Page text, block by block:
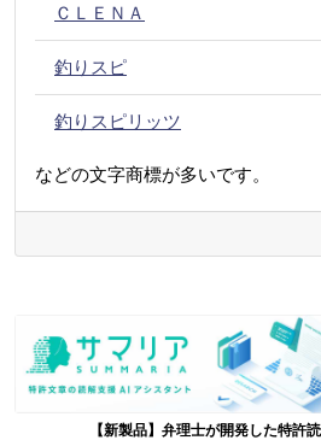
ＣＬＥＮＡ
釣りスピ
釣りスピリッツ
などの文字商標が多いです。
【新製品】弁理士が開発した特許